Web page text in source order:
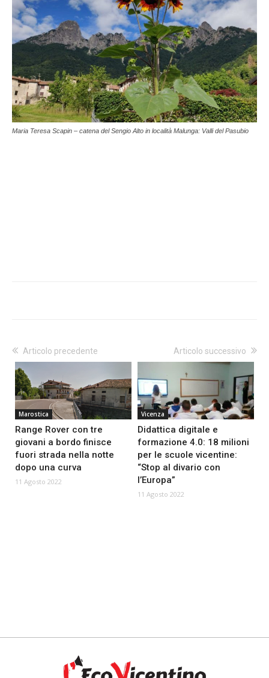
Maria Teresa Scapin – catena del Sengio Alto in località Malunga: Valli del Pasubio
Articolo precedente
Marostica
Range Rover con tre
giovani a bordo finisce
fuori strada nella notte
dopo una curva
11 Agosto 2022
Articolo successivo
Vicenza
Didattica digitale e
formazione 4.0: 18 milioni
per le scuole vicentine:
“Stop al divario con
l’Europa”
11 Agosto 2022